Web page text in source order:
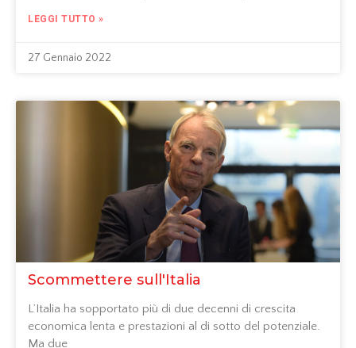
LEGGI TUTTO »
27 Gennaio 2022
Scommettere sull'Italia
L’Italia ha sopportato più di due decenni di crescita
economica lenta e prestazioni al di sotto del potenziale.
Ma due